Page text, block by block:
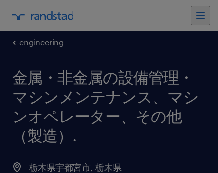
engineering
金属・非金属の設備管理・
マシンメンテナンス、マシ
ンオペレーター、その他
（製造） .
栃木県宇都宮市, 栃木県